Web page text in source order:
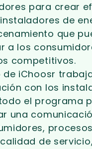
para crear
de
que
a los
competitivos.
de iChoosr
con los
el programa
una
de